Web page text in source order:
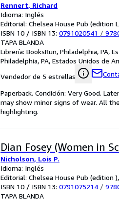
Rennert, Richard
Idioma: Inglés
Editorial: Chelsea House Pub (edition
ISBN 10 / ISBN 13: 0791020541 /
TAPA BLANDA
Librería: BooksRun, Philadelphia, PA,
Philadelphia, PA, Estados Unidos de
Vendedor de 5 estrellas
Paperback. Condición: Very Good.
may show minor signs of wear. All
highlighting.
Dian Fosey (Women in
Nicholson, Lois P.
Idioma: Inglés
Editorial: Chelsea House Pub (edition
ISBN 10 / ISBN 13: 0791075214 /
TAPA BLANDA